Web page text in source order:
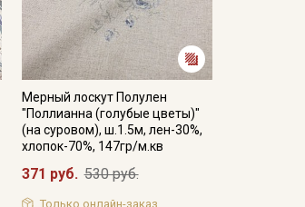
Мерный лоскут Полулен
"Поллианна (голубые цветы)"
(на суровом), ш.1.5м, лен-30%,
хлопок-70%, 147гр/м.кв
371 руб. 530 руб.
Только онлайн-заказ